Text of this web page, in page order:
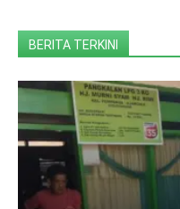
BERITA TERKINI